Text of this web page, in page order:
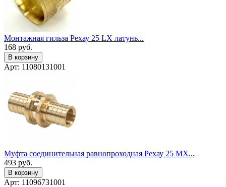
Монтажная гильза Рехау 25 LX латунь...
168 руб.
В корзину
Арт: 11080131001
Муфта соединительная равнопроходная Рехау 25 MX...
493 руб.
В корзину
Арт: 11096731001